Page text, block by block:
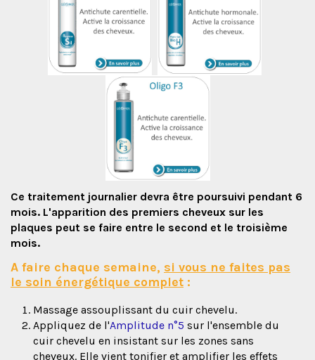
Ce traitement journalier devra être poursuivi pendant 6
mois. L'apparition des premiers cheveux sur les
plaques peut se faire entre le second et le troisième
mois.
A faire chaque semaine, si vous ne faites pas
le soin énergétique complet :
Massage assouplissant du cuir chevelu.
Appliquez de l'Amplitude n°5 sur l'ensemble du
cuir chevelu en insistant sur les zones sans
cheveux. Elle vient tonifier et amplifier les effets